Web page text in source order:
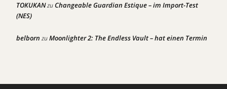
TOKUKANzuChangeable Guardian Estique – im Import-Test
(NES)
belborn zuMoonlighter 2: The Endless Vault – hat einen Termin